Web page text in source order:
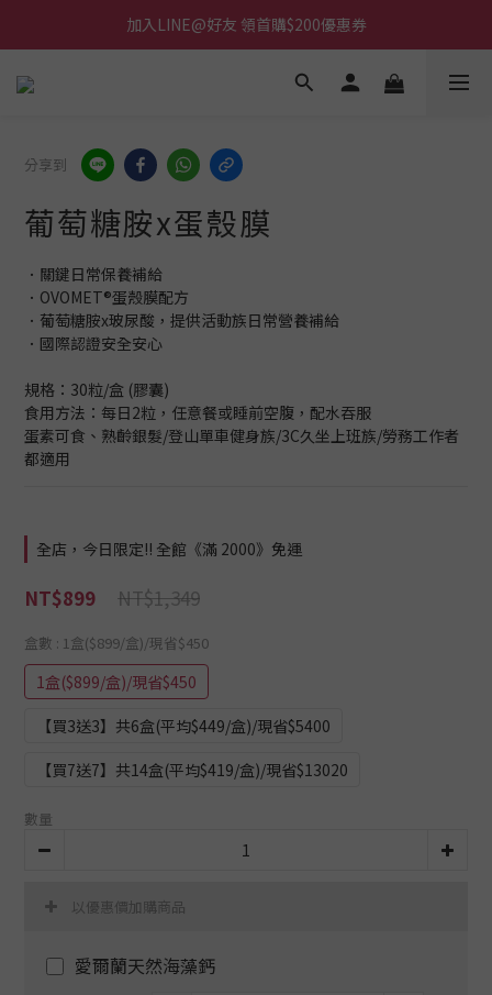
加入LINE@好友 領首購$200優惠券
分享到
葡萄糖胺x蛋殼膜
．關鍵日常保養補給
．OVOMET®蛋殼膜配方
．葡萄糖胺x玻尿酸，提供活動族日常營養補給
．國際認證安全安心
規格：30粒/盒 (膠囊)
食用方法：每日2粒，任意餐或睡前空腹，配水吞服
蛋素可食、熟齡銀髮/登山單車健身族/3C久坐上班族/勞務工作者
都適用
全店，今日限定!! 全館《滿 2000》免運
NT$1,349
NT$899
盒數 : 1盒($899/盒)/現省$450
1盒($899/盒)/現省$450
【買3送3】共6盒(平均$449/盒)/現省$5400
【買7送7】共14盒(平均$419/盒)/現省$13020
數量
以優惠價加購商品
愛爾蘭天然海藻鈣